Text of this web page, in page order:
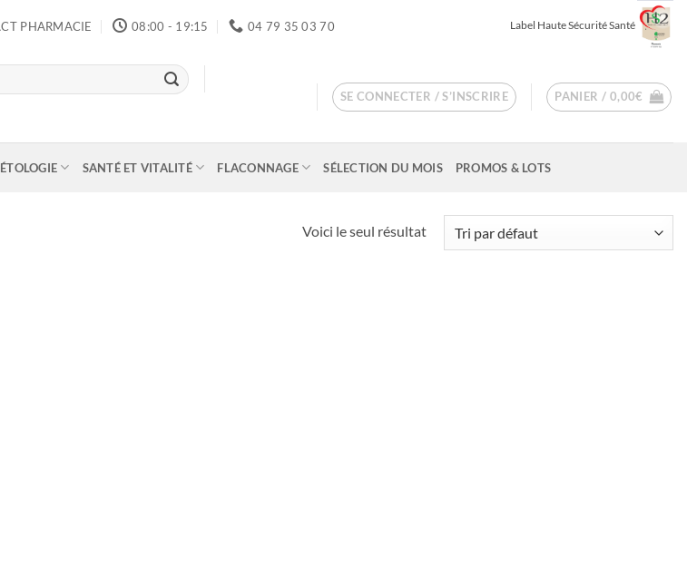
PHARMACIE 08:00 - 19:15 04 79 35 03 70 Label Haute Sécurité Santé
SE CONNECTER / S’INSCRIRE PANIER / 0,00€
SANTÉ ET VITALITÉ FLACONNAGE SÉLECTION DU MOIS PROMOS & LOTS
Voici le seul résultat